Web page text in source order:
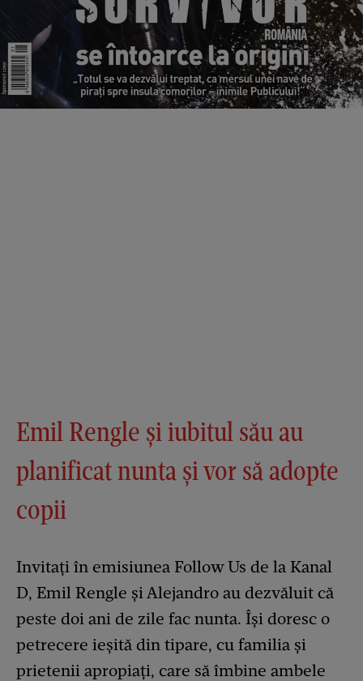
Emil Rengle și iubitul său au
planificat nunta și vor să adopte
copii
Invitați în emisiunea Follow Us de la Kanal
D, Emil Rengle și Alejandro au dezvăluit că
peste doi ani de zile fac nunta. Își doresc o
petrecere ieșită din tipare, cu familia și
prietenii apropiați, care să îmbine ambele